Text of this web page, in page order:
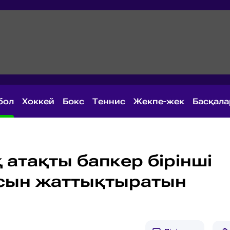
Хоккей Бокс Теннис Жекпе-жек
бапкер бірінші
жаттықтыратын